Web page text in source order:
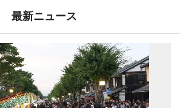
最新ニュース